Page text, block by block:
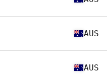
AUS
AUS